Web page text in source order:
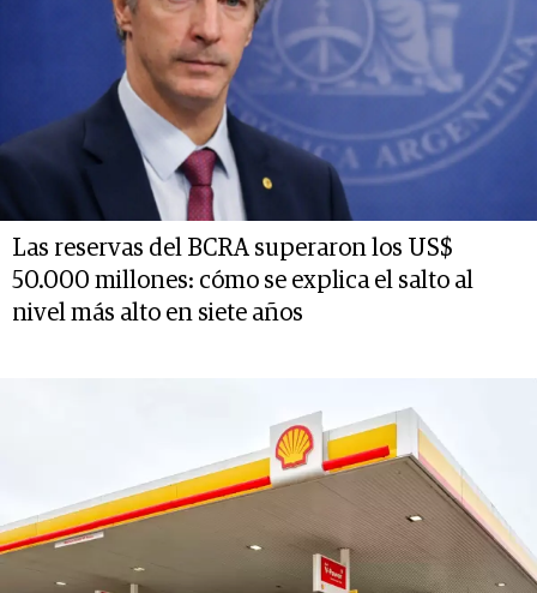
Las reservas del BCRA superaron los US$
50.000 millones: cómo se explica el salto al
nivel más alto en siete años